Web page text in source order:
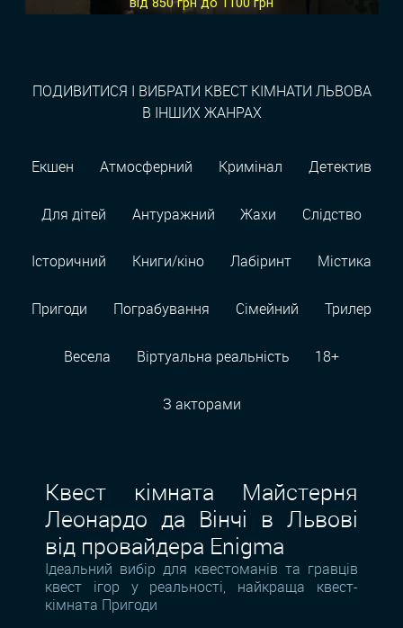
від 850 грн до 1100 грн
ПОДИВИТИСЯ І ВИБРАТИ КВЕСТ КІМНАТИ ЛЬВОВА
В ІНШИХ ЖАНРАХ
Екшен Атмосферний Кримінал Детектив
Для дітей Антуражний Жахи Слідство
Історичний Книги/кіно Лабіринт Містика
Пригоди Пограбування Сімейний Трилер
Весела Віртуальна реальність 18+
З акторами
Квест кімната Майстерня
Леонардо да Вінчі в Львові
від провайдера Enigma
Ідеальний вибір для квестоманів та гравців
квест ігор у реальності, найкраща квест-
кімната Пригоди